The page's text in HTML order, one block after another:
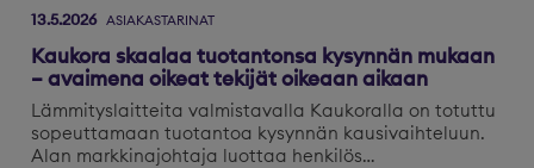
13.5.2026 ASIAKASTARINAT
Kaukora skaalaa tuotantonsa kysynnän mukaan
– avaimena oikeat tekijät oikeaan aikaan
Lämmityslaitteita valmistavalla Kaukoralla on totuttu
sopeuttamaan tuotantoa kysynnän kausivaihteluun.
Alan markkinajohtaja luottaa henkilös…